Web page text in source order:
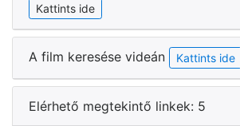
Kattints ide
A film keresése videán Kattints ide
Elérhető megtekintő linkek: 5